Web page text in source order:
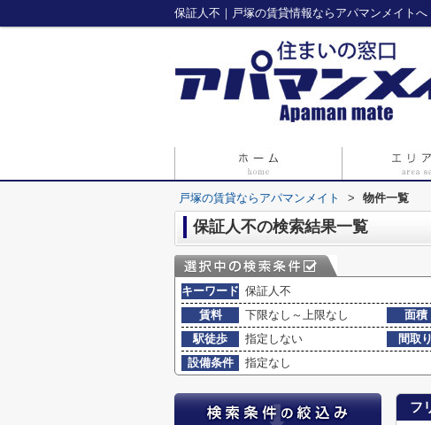
保証人不｜戸塚の賃貸情報ならアパマンメイトへ
戸塚の賃貸ならアパマンメイト > 物件一覧
保証人不の検索結果一覧
キーワード 保証人不
賃料
下限なし～上限なし 面積
駅徒歩
指定しない 間取り
設備条件
指定なし
フ